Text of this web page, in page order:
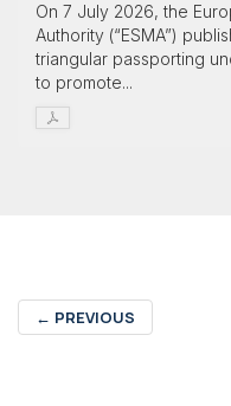
On 7 July 2026, the
Authority (“ESMA”)
triangular passporting
to promote...
← PREVIOUS